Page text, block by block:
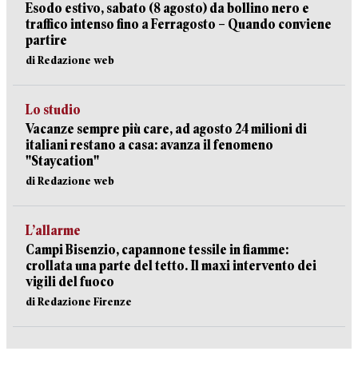
Esodo estivo, sabato (8 agosto) da bollino nero e
traffico intenso fino a Ferragosto – Quando conviene
partire
di Redazione web
Lo studio
Vacanze sempre più care, ad agosto 24 milioni di
italiani restano a casa: avanza il fenomeno
"Staycation"
di Redazione web
L’allarme
Campi Bisenzio, capannone tessile in fiamme:
crollata una parte del tetto. Il maxi intervento dei
vigili del fuoco
di Redazione Firenze